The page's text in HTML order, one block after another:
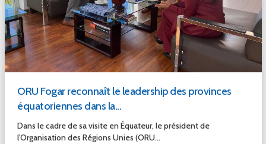
ORU Fogar reconnaît le leadership des provinces
équatoriennes dans la...
Dans le cadre de sa visite en Équateur, le président de
l'Organisation des Régions Unies (ORU...